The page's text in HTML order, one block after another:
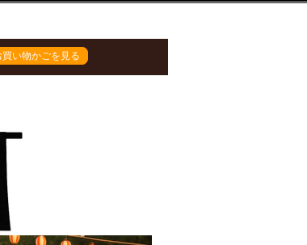
買い物かごを見る